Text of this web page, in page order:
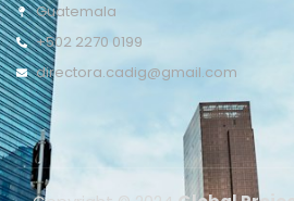
Guatemala
+502 2270 0199
directora.cadig@gmail.com